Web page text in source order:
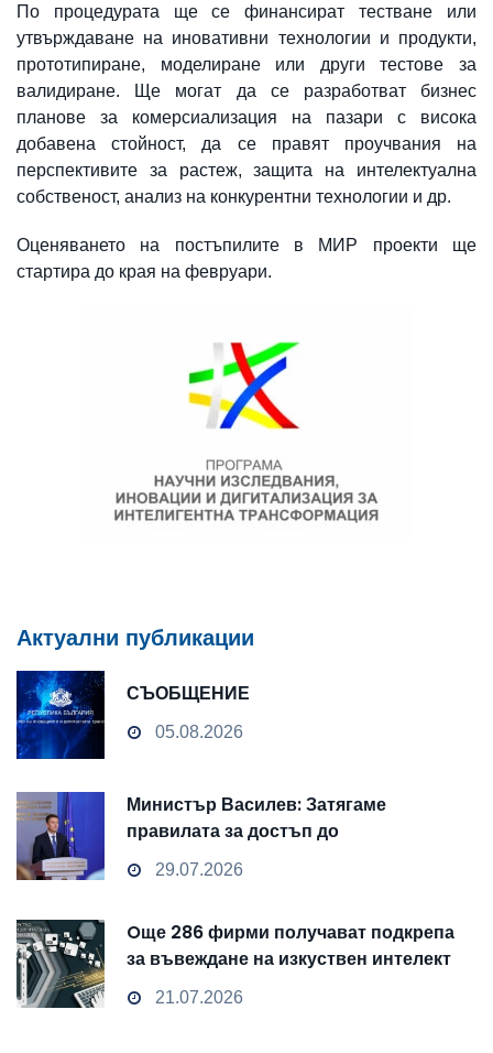
По процедурата ще се финансират тестване или
утвърждаване на иновативни технологии и продукти,
прототипиране, моделиране или други тестове за
валидиране. Ще могат да се разработват бизнес
планове за комерсиализация на пазари с висока
добавена стойност, да се правят проучвания на
перспективите за растеж, защита на интелектуална
собственост, анализ на конкурентни технологии и др.
Оценяването на постъпилите в МИР проекти ще
стартира до края на февруари.
Актуални публикации
СЪОБЩЕНИЕ
05.08.2026
Министър Василев: Затягаме
правилата за достъп до
чувствителни данни
29.07.2026
Oще 286 фирми получават подкрепа
за въвеждане на изкуствен интелект
и облачни технологии
21.07.2026